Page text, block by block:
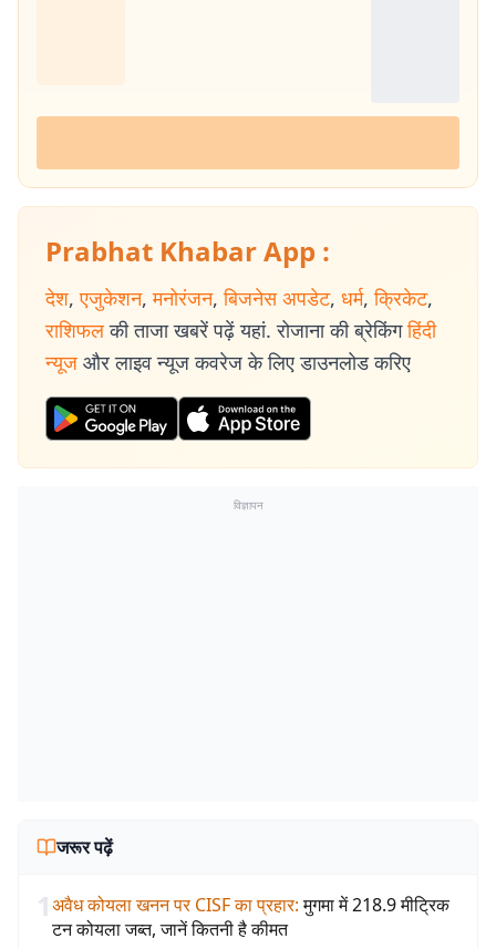
Prabhat Khabar App :
देश, एजुकेशन, मनोरंजन, बिजनेस अपडेट, धर्म, क्रिकेट,
राशिफल की ताजा खबरें पढ़ें यहां. रोजाना की ब्रेकिंग हिंदी
न्यूज और लाइव न्यूज कवरेज के लिए डाउनलोड करिए
विज्ञापन
जरूर पढ़ें
1अवैध कोयला खनन पर CISF का प्रहार: मुगमा में 218.9 मीट्रिक
टन कोयला जब्त, जानें कितनी है कीमत